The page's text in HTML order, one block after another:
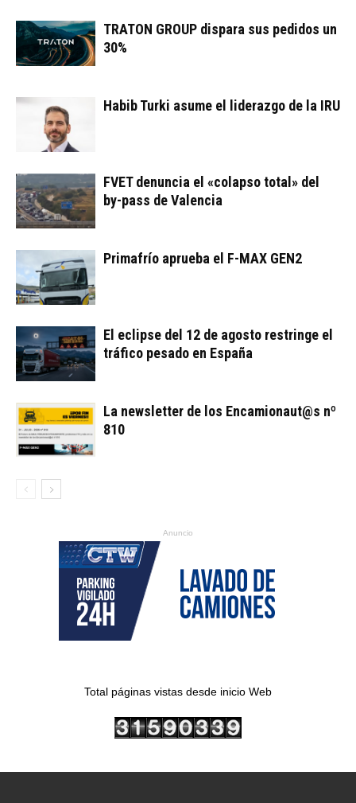
TRATON GROUP dispara sus pedidos un
30%
Habib Turki asume el liderazgo de la IRU
FVET denuncia el «colapso total» del
by-pass de Valencia
Primafrío aprueba el F-MAX GEN2
El eclipse del 12 de agosto restringe el
tráfico pesado en España
La newsletter de los Encamionaut@s nº
810
Anuncio
Total páginas vistas desde inicio Web